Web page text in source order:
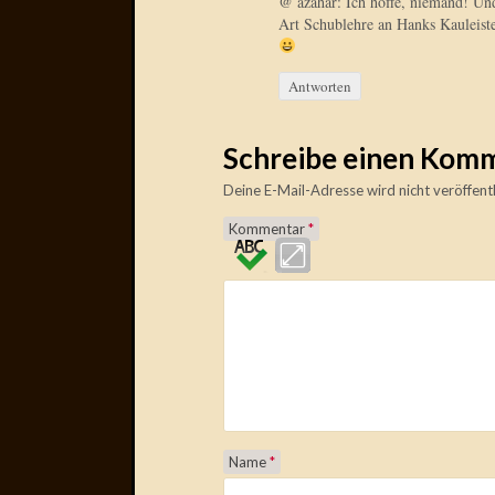
Art Schublehre an Hanks
Antworten
Schreibe einen
Deine E-Mail-Adresse wird nicht
Kommentar*
Name*